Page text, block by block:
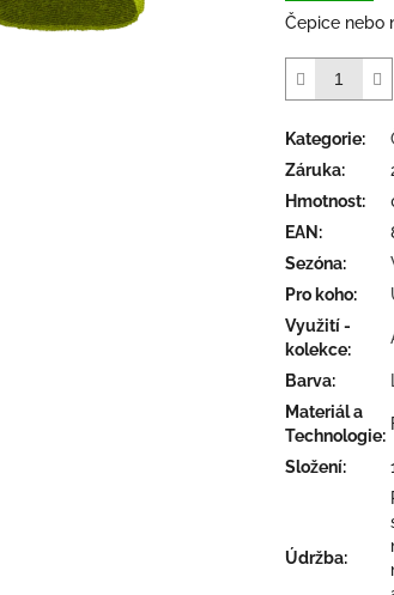
0,0
z
5
hvězdiček.
Čepice nebo
Kategorie:
Záruka:
Hmotnost:
EAN:
Sezóna:
Pro koho:
Využití -
kolekce:
Barva:
Materiál a
Technologie:
Složení:
Údržba: